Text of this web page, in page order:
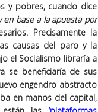
y pobres, cuando dice
en base a la apuesta por
Precisamente la
causas del paro y la
el Socialismo libraría a
se beneficiaría de sus
engendro abstracto
en manos del capital,